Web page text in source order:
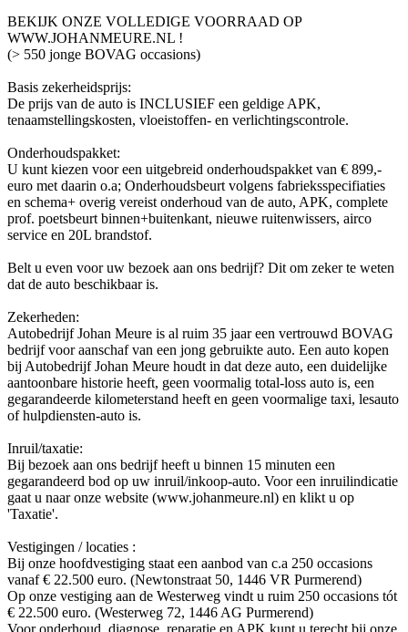
BEKIJK ONZE VOLLEDIGE VOORRAAD OP
WWW.JOHANMEURE.NL !
(> 550 jonge BOVAG occasions)
Basis zekerheidsprijs:
De prijs van de auto is INCLUSIEF een geldige APK,
tenaamstellingskosten, vloeistoffen- en verlichtingscontrole.
Onderhoudspakket:
U kunt kiezen voor een uitgebreid onderhoudspakket van € 899,-
euro met daarin o.a; Onderhoudsbeurt volgens fabrieksspecifiaties
en schema+ overig vereist onderhoud van de auto, APK, complete
prof. poetsbeurt binnen+buitenkant, nieuwe ruitenwissers, airco
service en 20L brandstof.
Belt u even voor uw bezoek aan ons bedrijf? Dit om zeker te weten
dat de auto beschikbaar is.
Zekerheden:
Autobedrijf Johan Meure is al ruim 35 jaar een vertrouwd BOVAG
bedrijf voor aanschaf van een jong gebruikte auto. Een auto kopen
bij Autobedrijf Johan Meure houdt in dat deze auto, een duidelijke
aantoonbare historie heeft, geen voormalig total-loss auto is, een
gegarandeerde kilometerstand heeft en geen voormalige taxi, lesauto
of hulpdiensten-auto is.
Inruil/taxatie:
Bij bezoek aan ons bedrijf heeft u binnen 15 minuten een
gegarandeerd bod op uw inruil/inkoop-auto. Voor een inruilindicatie
gaat u naar onze website (www.johanmeure.nl) en klikt u op
'Taxatie'.
Vestigingen / locaties :
Bij onze hoofdvestiging staat een aanbod van c.a 250 occasions
vanaf € 22.500 euro. (Newtonstraat 50, 1446 VR Purmerend)
Op onze vestiging aan de Westerweg vindt u ruim 250 occasions tót
€ 22.500 euro. (Westerweg 72, 1446 AG Purmerend)
Voor onderhoud, diagnose, reparatie en APK kunt u terecht bij onze